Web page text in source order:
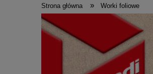
Strona główna » Worki foliowe